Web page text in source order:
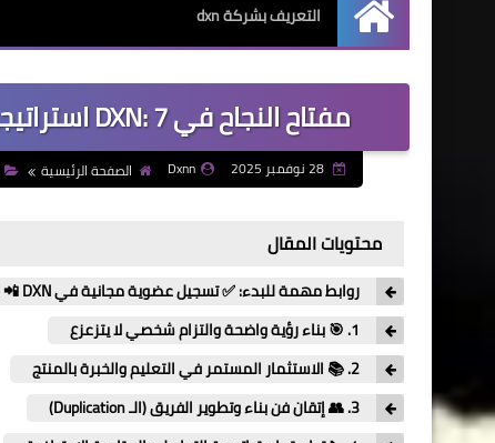
الرئيسية
التعريف بشركة dxn
مفتاح النجاح في DXN: 7 استراتيجيات يتبعها القادة لتحقيق دخل شهري كبير
Dxnn الصفحة الرئيسية
محتويات المقال
روابط مهمة للبدء: ✅ تسجيل عضوية مجانية في DXN 📲 للتواصل عبر الواتساب: [اضغط هنا] كود التخفيض: 149003143
​1. 🎯 بناء رؤية واضحة والتزام شخصي لا يتزعزع
​2. 📚 الاستثمار المستمر في التعليم والخبرة بالمنتج
​3. 👥 إتقان فن بناء وتطوير الفريق (الـ Duplication)